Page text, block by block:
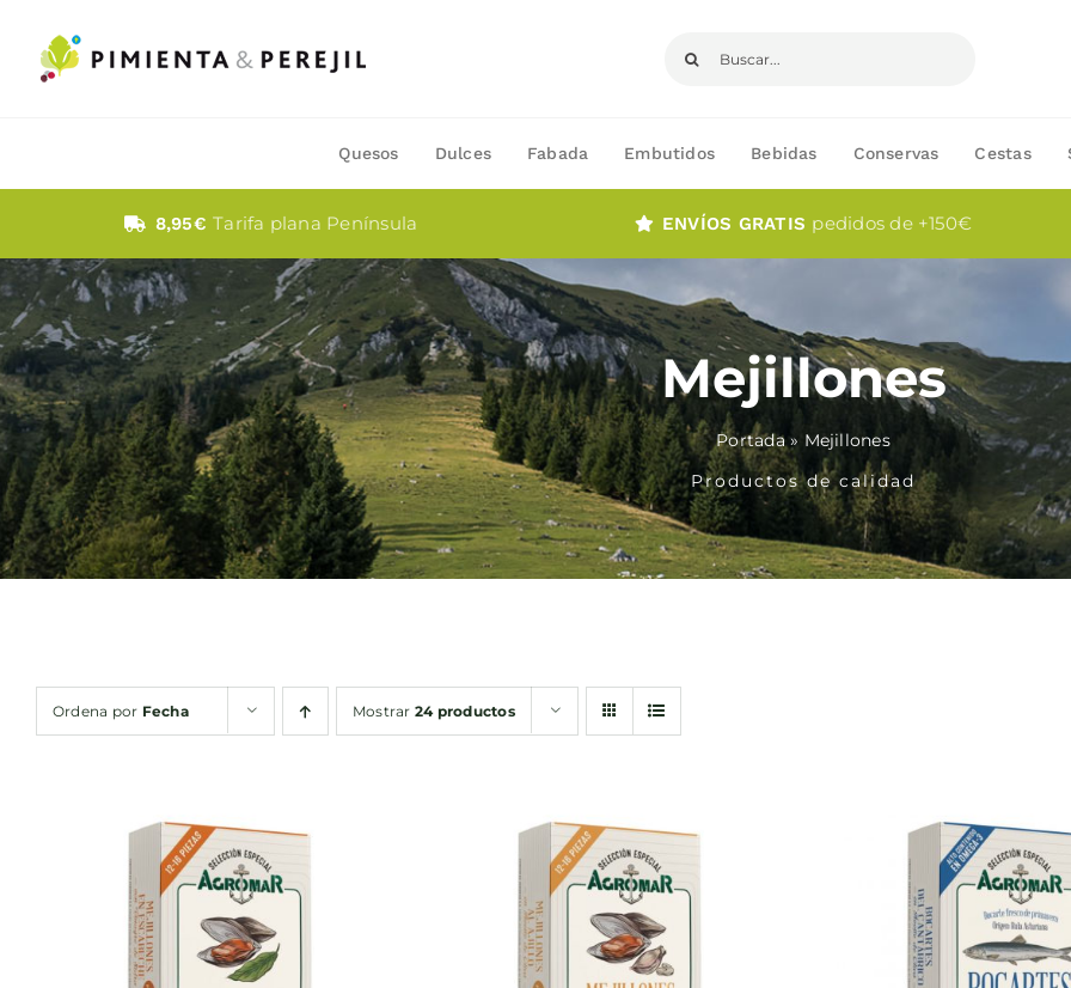
contenido
Quesos Dulces Fabada Embutidos Bebidas Conservas Cestas
8,95€Tarifa plana Península ENVÍOS GRATIS pedidos de +150€
Mejillones
Portada» Mejillones
Productos de calidad
Ordena por Fecha Mostrar 24 productos
AÑADIR AL CARRITO AÑADIR AL CARRITO
AÑADIR AL CARRITO